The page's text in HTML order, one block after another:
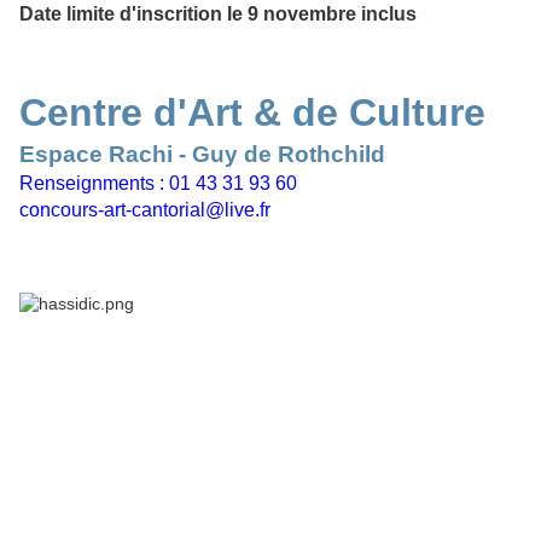
Date limite d'inscrition le 9 novembre inclus
Centre d'Art & de Culture
Espace Rachi - Guy de Rothchild
Renseignments : 01 43 31 93 60
concours-art-cantorial@live.fr